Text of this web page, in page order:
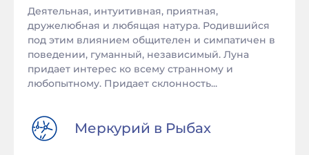
Деятельная, интуитивная, приятная,
дружелюбная и любящая натура. Родившийся
под этим влиянием общителен и симпатичен в
поведении, гуманный, независимый. Луна
придает интерес ко всему странному и
любопытному. Придает склонность...
Меркурий в Рыбах